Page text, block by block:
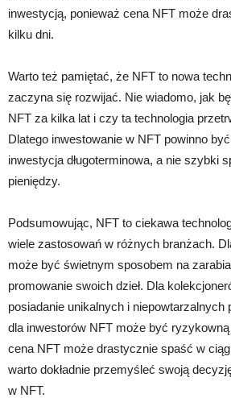
inwestycją, ponieważ cena NFT może
kilku dni.
Warto też pamiętać, że NFT to nowa
zaczyna się rozwijać. Nie wiadomo, jak
NFT za kilka lat i czy ta technologia
Dlatego inwestowanie w NFT powinno
inwestycja długoterminowa, a nie szybki
pieniędzy.
Podsumowując, NFT to ciekawa
wiele zastosowań w różnych branżach.
może być świetnym sposobem na
promowanie swoich dzieł. Dla
posiadanie unikalnych i niepowtarzalnych
dla inwestorów NFT może być
cena NFT może drastycznie spaść w
warto dokładnie przemyśleć swoją
w NFT.